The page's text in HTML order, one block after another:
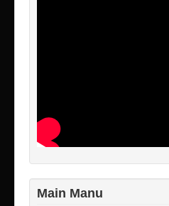
Main Manu